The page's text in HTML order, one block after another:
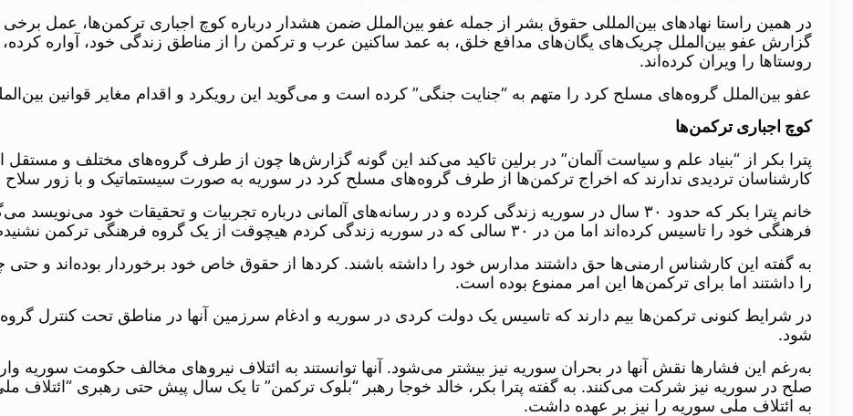
در همین راستا نهادهای بین‌المللی حقوق بشر از جمله عفو بین‌الملل ضمن هشدار درباره کوچ اجباری ترکمن‌ها، عمل
گزارش عفو بین‌الملل چریک‌های یگان‌های مدافع خلق، به عمد ساکنین عرب و ترکمن را از مناطق زندگی خود، آواره کرده،
روستاها را ویران کرده‌اند.
عفو بین‌الملل گروه‌های مسلح کرد را متهم به “جنایت جنگی” کرده است و می‌گوید این رویکرد و اقدام مغایر قوانین
کوچ اجباری ترکمن‌ها
پترا بکر از “بنیاد علم و سیاست آلمان” در برلین تاکید می‌کند این گونه گزارش‌ها چون از طرف گروه‌های مختلف و مستقل
کارشناسان تردیدی ندارند که اخراج ترکمن‌ها از طرف گروه‌های مسلح کرد در سوریه به صورت سیستماتیک و با زور سلاح
خانم پترا بکر که حدود ۳۰ سال در سوریه زندگی کرده و در رسانه‌های آلمانی درباره تجربیات و تحقیقات خود
فرهنگی خود را تاسیس کرده‌اند اما من در ۳۰ سالی که در سوریه زندگی کردم هیچوقت از یک گروه فرهنگی ترکمن نشنیدم.»
به گفته این کارشناس ارمنی‌ها حق داشتند مدارس خود را داشته باشند. کردها از حقوق خاص خود برخوردار بوده‌اند
را داشتند اما برای ترکمن‌ها این امر ممنوع بوده است.
در شرایط کنونی ترکمن‌ها بیم دارند که تاسیس یک دولت کردی در سوریه و ادغام سرزمین آنها در مناطق تحت کنترل
شود.
به‌رغم این فشارها نقش آنها در بحران سوریه نیز بیشتر می‌شود. آنها توانستند به ائتلاف نیروهای مخالف حکومت سوریه
صلح در سوریه نیز شرکت می‌کنند. به گفته پترا بکر، خالد خوجا رهبر “بلوک ترکمن” تا یک سال پیش حتی رهبری “ائتلاف
به ائتلاف ملی سوریه را نیز بر عهده داشت.